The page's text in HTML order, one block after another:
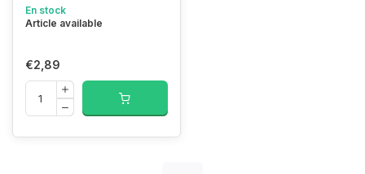
En stock
Article available
€2,89